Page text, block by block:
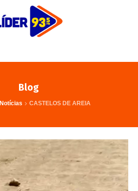
Blog
Notícias CASTELOS DE AREIA